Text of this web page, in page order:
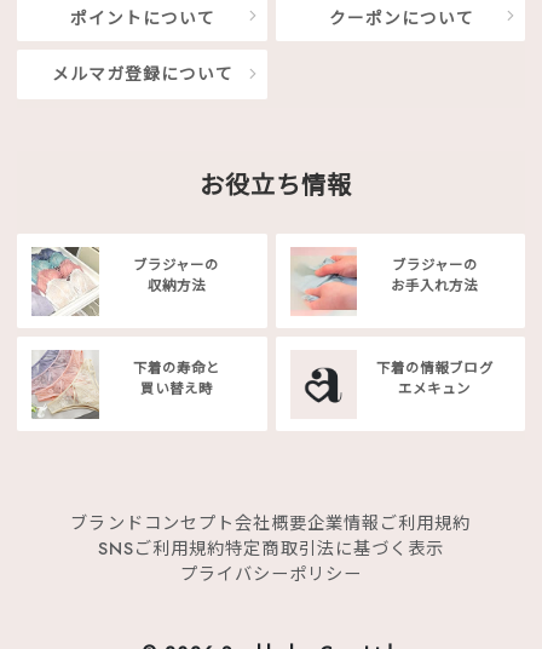
ポイントについて クーポンについて
メルマガ登録について
お役立ち情報
ブラジャーの
収納方法
ブラジャーの
お手入れ方法
下着の寿命と
買い替え時
下着の情報ブログ
エメキュン
ブランドコンセプト会社概要企業情報 ご利用規約
SNSご利用規約特定商取引法に基づく表示
プライバシーポリシー